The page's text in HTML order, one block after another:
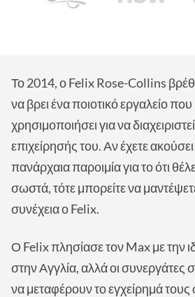
Το 2014, ο Felix Rose-Collins
να βρει ένα ποιοτικό εργαλείο
χρησιμοποιήσει για να
επιχείρησής του. Αν έχετε
πανάρχαια παροιμία για το ότι
σωστά, τότε μπορείτε να
συνέχεια ο Felix.
Ο Felix πλησίασε τον Max με την
στην Αγγλία, αλλά οι συνεργάτες
να μεταφέρουν το εγχείρημά τους